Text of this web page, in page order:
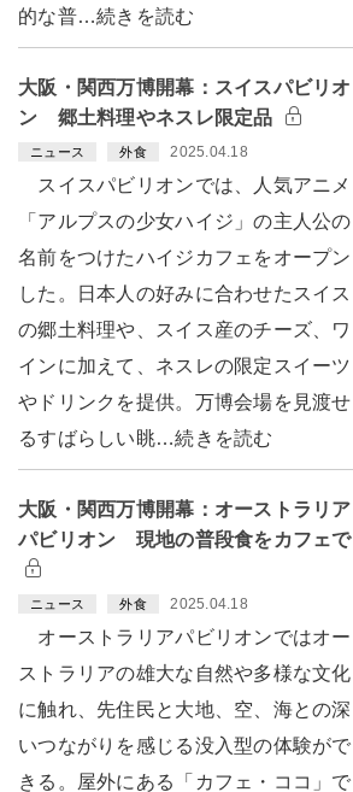
的な普…続きを読む
大阪・関西万博開幕：スイスパビリオ
ン 郷土料理やネスレ限定品
ニュース 外食 2025.04.18
スイスパビリオンでは、人気アニメ
「アルプスの少女ハイジ」の主人公の
名前をつけたハイジカフェをオープン
した。日本人の好みに合わせたスイス
の郷土料理や、スイス産のチーズ、ワ
インに加えて、ネスレの限定スイーツ
やドリンクを提供。万博会場を見渡せ
るすばらしい眺…続きを読む
大阪・関西万博開幕：オーストラリア
パビリオン 現地の普段食をカフェで
ニュース 外食 2025.04.18
オーストラリアパビリオンではオー
ストラリアの雄大な自然や多様な文化
に触れ、先住民と大地、空、海との深
いつながりを感じる没入型の体験がで
きる。屋外にある「カフェ・ココ」で